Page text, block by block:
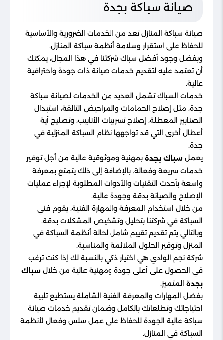
صيانة سباكة بجدة
صيانة سباكة المنازل تعد من الخدمات الضرورية والأساسية
للحفاظ على استقرار وسلامة أنظمة سباكة المنازل.
وبفضل وجود أفضل سباك شركتنا في هذا المجال، يمكنك
أن تعتمد عليه لتقديم خدمات صيانة ذات جودة واحترافية
عالية.
خدمات السباك تشمل العديد من الخدمات لصيانة سباكة
جدة، مثل إصلاح الحمامات والمراحيض التالفة، استبدال
الصنابير المعطلة، إصلاح تسريبات الأنابيب، وتصليح أية
أعطال أخرى التي قد تواجهها نظام السباكة المنزلية في
جدة.
يعمل سباك بجدة بمهنية وموثوقية عالية من أجل توفير
خدمات سريعة وفعالة. بالإضافة إلى ذلك يتمتع بمعرفة
واسعة بأحدث التقنيات والأدوات المطلوبة لإجراء عمليات
الإصلاح والصيانة بدقة وجودة عالية.
من خلال استخدام المعرفة والمهارة الفنية، يقوم فني
السباكة في شركتنا بتحليل وتشخيص المشكلات بدقة.
وبالتالي يتم تقديم تقييم شامل لحالة أنظمة السباكة في
المنزل وتوفير الحلول الملائمة والمناسبة.
شركة نجم الوادي هي اختيار ذكي بالنسبة لك إذا كنت ترغب
في الحصول على أعلى جودة ومهنية عالية من خلال سباك
بجدة المتميز.
بفضل المهارات والمعرفة الفنية الشاملة يستطيع تلبية
احتياجاتك وتطلعاتك بالكامل وضمان تقديم خدمات صيانة
سباكة عالية الجودة للحفاظ على عمل سلس وفعال لأنظمة
السباكة في المنازل.